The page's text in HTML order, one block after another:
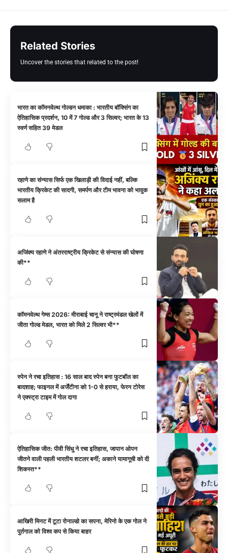
Related Stories
Uncover the stories that related to the post!
भारत का कॉमनवेल्थ गोल्डन धमाका : भारतीय बॉक्सिंग का
ऐतिहासिक प्रदर्शन, 10 में 7 गोल्ड और 3 सिल्वर; भारत के 13
स्वर्ण सहित 39 मेडल
रहाणे का संन्यास सिर्फ एक खिलाड़ी की विदाई नहीं, बल्कि
भारतीय क्रिकेट की सादगी, समर्पण और टीम भावना को भावुक
सलाम है
अजिंक्य रहाणे ने अंतरराष्ट्रीय क्रिकेट से संन्यास की घोषणा
की**
कॉमनवेल्थ गेम्स 2026: मीराबाई चानू ने राष्ट्रमंडल खेलों में
जीता गोल्ड मेडल, भारत को मिले 2 सिल्वर भी**
स्पेन ने रचा इतिहास : 16 साल बाद स्पेन बना फुटबॉल का
बादशाह; फाइनल में अर्जेंटीना को 1-0 से हराया, फेरन टोरेस
ने एक्स्ट्रा टाइम में गोल दागा
ऐतिहासिक जीत: पीवी सिंधु ने रचा इतिहास, जापान ओपन
जीतने वाली पहली भारतीय शटलर बनीं; अकाने यामागूची को दी
शिकस्त**
आखिरी मिनट में टूटा रोनाल्डो का सपना, मेरिनो के एक गोल ने
पुर्तगाल को विश्व कप से किया बाहर